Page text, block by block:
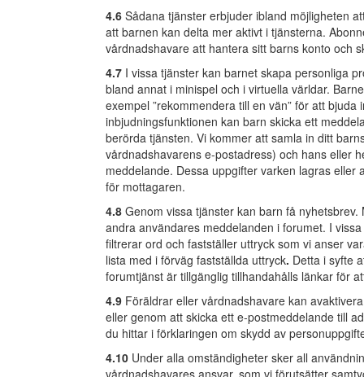
4.6 Sådana tjänster erbjuder ibland möjligheten
att barnen kan delta mer aktivt i tjänsterna.
vårdnadshavare att hantera sitt barns konto och
4.7 I vissa tjänster kan barnet skapa personliga
bland annat i minispel och i virtuella världar.
exempel ”rekommendera till en vän” för att
inbjudningsfunktionen kan barn skicka ett
berörda tjänsten. Vi kommer att samla in ditt
vårdnadshavarens e-postadress) och hans eller
meddelande. Dessa uppgifter varken lagras
för mottagaren.
4.8 Genom vissa tjänster kan barn få
andra användares meddelanden i forumet. I
filtrerar ord och fastställer uttryck som vi anser
lista med i förväg fastställda uttryck. Detta i syfte
forumtjänst är tillgänglig tillhandahålls länkar för
4.9 Föräldrar eller vårdnadshavare kan
eller genom att skicka ett e-postmeddelande till
du hittar i förklaringen om skydd av
4.10 Under alla omständigheter sker all
vårdnadshavares ansvar, som vi förutsätter